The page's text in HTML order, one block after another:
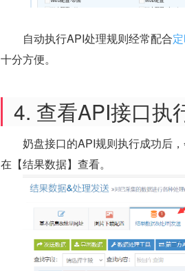
自动执行API处理规则经常配合
十分方便。
4. 查看API接口执
奶盘接口的API规则执行成功后
在【结果数据】查看。